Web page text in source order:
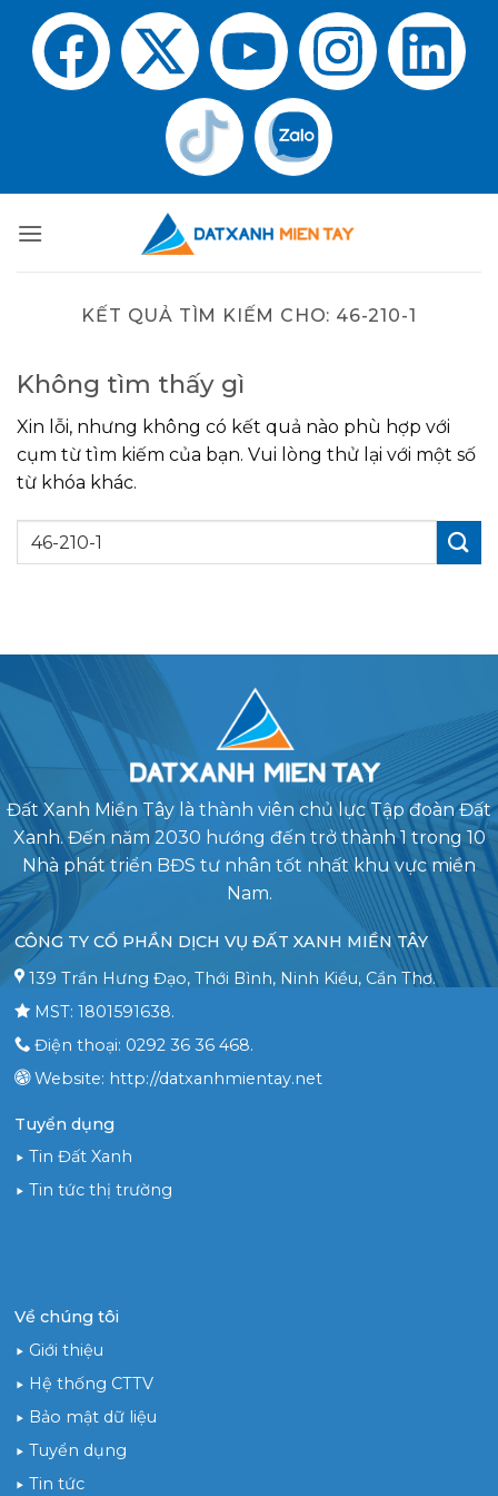
KẾT QUẢ TÌM KIẾM CHO: 46-210-1
Không tìm thấy gì
Xin lỗi, nhưng không có kết quả nào phù hợp với
cụm từ tìm kiếm của bạn. Vui lòng thử lại với một số
từ khóa khác.
Đất Xanh Miền Tây là thành viên chủ lực Tập đoàn Đất
Xanh. Đến năm 2030 hướng đến trở thành 1 trong 10
Nhà phát triển BĐS tư nhân tốt nhất khu vực miền
Nam.
CÔNG TY CỔ PHẦN DỊCH VỤ ĐẤT XANH MIỀN TÂY
139 Trần Hưng Đạo, Thới Bình, Ninh Kiều, Cần Thơ.
MST: 1801591638.
Điện thoại: 0292 36 36 468.
Website: http://datxanhmientay.net
Về chúng tôi
Giới thiệu
Hệ thống CTTV
Bảo mật dữ liệu
Tuyển dụng
Tin tức
Tuyển dụng
Tin Đất Xanh
Tin tức thị trường